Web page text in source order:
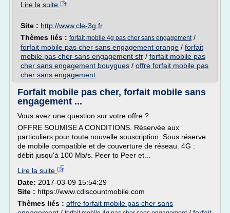
Lire la suite
Site : http://www.cle-3g.fr
Thèmes liés : forfait mobile 4g pas cher sans engagement/
forfait mobile pas cher sans engagement orange / forfait
mobile pas cher sans engagement sfr / forfait mobile pas
cher sans engagement bouygues / offre forfait mobile pas
cher sans engagement
Forfait mobile pas cher, forfait mobile sans
engagement ...
Vous avez une question sur votre offre ?
OFFRE SOUMISE A CONDITIONS. Réservée aux
particuliers pour toute nouvelle souscription. Sous réserve
de mobile compatible et de couverture de réseau. 4G :
débit jusqu'à 100 Mb/s. Peer to Peer et...
Lire la suite
Date: 2017-03-09 15:54:29
Site : https://www.cdiscountmobile.com
Thèmes liés : offre forfait mobile pas cher sans